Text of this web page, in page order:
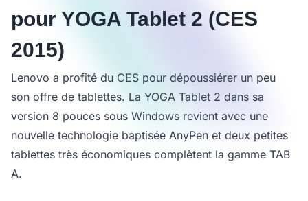
pour YOGA Tablet 2 (CES
2015)
Lenovo a profité du CES pour dépoussiérer un peu
son offre de tablettes. La YOGA Tablet 2 dans sa
version 8 pouces sous Windows revient avec une
nouvelle technologie baptisée AnyPen et deux petites
tablettes très économiques complètent la gamme TAB
A.